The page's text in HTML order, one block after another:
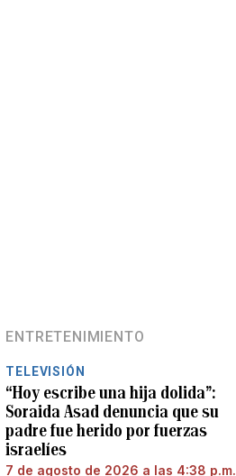
ENTRETENIMIENTO
TELEVISIÓN
“Hoy escribe una hija dolida”:
Soraida Asad denuncia que su
padre fue herido por fuerzas
israelíes
7 de agosto de 2026 a las 4:38 p.m.